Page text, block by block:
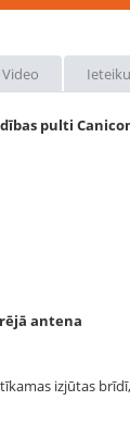
Video
pulti
antena
izjūtas